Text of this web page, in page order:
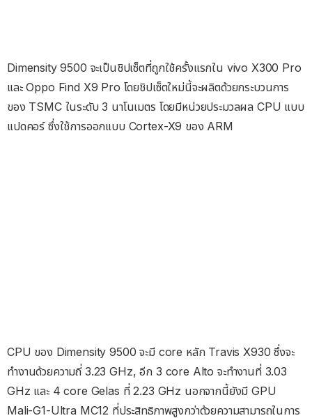
Dimensity 9500 จะเป็นชิปเซ็ตที่ถูกใช้ครั้งแรกใน vivo X300 Pro
และ Oppo Find X9 Pro โดยชิปเซ็ตใหม่นี้จะผลิตด้วยกระบวนการ
ของ TSMC ในระดับ 3 นาโนเมตร โดยมีหน่วยประมวลผล CPU แบบ
แปดคอร์ ซึ่งใช้การออกแบบ Cortex-X9 ของ ARM
CPU ของ Dimensity 9500 จะมี core หลัก Travis X930 ซึ่งจะ
ทำงานด้วยความถี่ 3.23 GHz, อีก 3 core Alto จะทำงานที่ 3.03
GHz และ 4 core Gelas ที่ 2.23 GHz นอกจากนี้ยังมี GPU
Mali-G1-Ultra MC12 ที่ประสิทธิภาพสูงกว่าด้วยความสามารถในการ